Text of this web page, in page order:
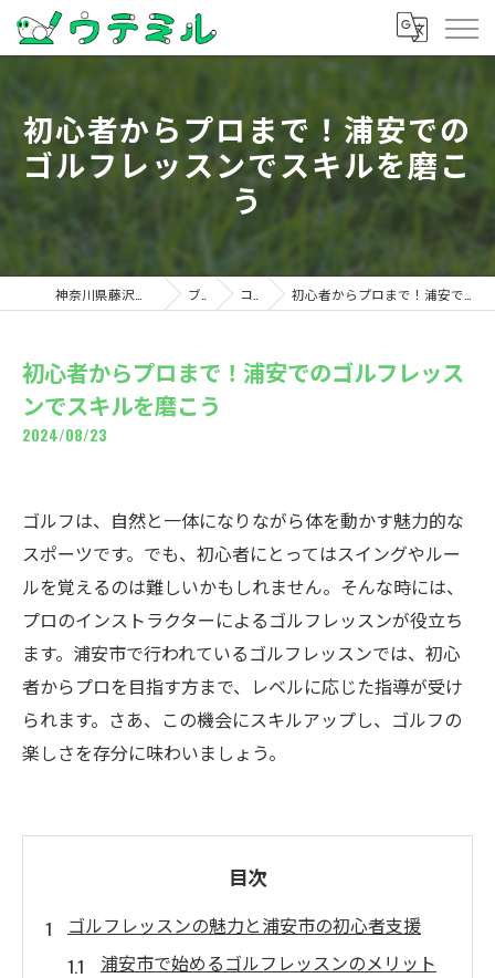
初心者からプロまで！浦安での
ゴルフレッスンでスキルを磨こ
う
ブログ コラム 初心者からプロまで！浦安でのゴルフレッスンでスキルを磨こう
初心者からプロまで！浦安でのゴルフレッス
ンでスキルを磨こう
2024/08/23
ゴルフは、自然と一体になりながら体を動かす魅力的な
スポーツです。でも、初心者にとってはスイングやルー
ルを覚えるのは難しいかもしれません。そんな時には、
プロのインストラクターによるゴルフレッスンが役立ち
ます。浦安市で行われているゴルフレッスンでは、初心
者からプロを目指す方まで、レベルに応じた指導が受け
られます。さあ、この機会にスキルアップし、ゴルフの
楽しさを存分に味わいましょう。
目次
ゴルフレッスンの魅力と浦安市の初心者支援
浦安市で始めるゴルフレッスンのメリット